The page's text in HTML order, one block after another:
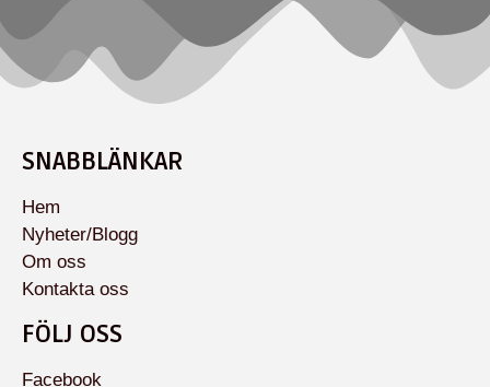
SNABBLÄNKAR
Hem
Nyheter/Blogg
Om oss
Kontakta oss
FÖLJ OSS
Facebook